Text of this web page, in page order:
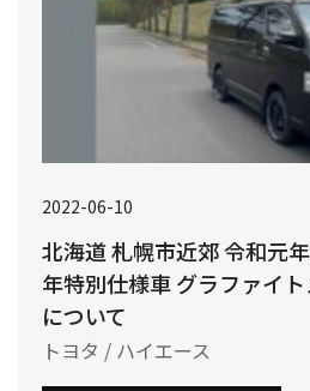
2022-06-10
北海道 札幌市近郊 令和元
年特別仕様車 グラファイ
について
トヨタ / ハイエース